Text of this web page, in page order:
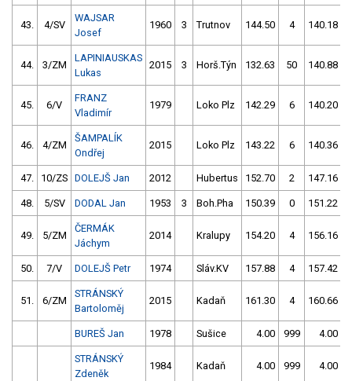
43. 4/SV
WAJSAR
Josef
1960 3 Trutnov 144.50 4 140.18
44. 3/ZM
LAPINIAUSKAS
Lukas
2015 3 Horš.Týn 132.63 50 140.88
45. 6/V
FRANZ
Vladimír
1979 Loko Plz 142.29 6 140.20
46. 4/ZM
ŠAMPALÍK
Ondřej
2015 Loko Plz 143.22 6 140.36
47. 10/ZS DOLEJŠ Jan 2012 Hubertus 152.70 2 147.16
48. 5/SV DODAL Jan 1953 3 Boh.Pha 150.39 0 151.22
49. 5/ZM
ČERMÁK
Jáchym
2014 Kralupy 154.20 4 156.16
50. 7/V DOLEJŠ Petr 1974 Sláv.KV 157.88 4 157.42
51. 6/ZM
STRÁNSKÝ
Bartoloměj
2015 Kadaň 161.30 4 160.66
BUREŠ Jan 1978 Sušice 4.00 999 4.00
STRÁNSKÝ
Zdeněk
1984 Kadaň 4.00 999 4.00